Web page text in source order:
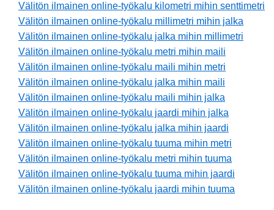
Välitön ilmainen online-työkalu kilometri mihin senttimetri
Välitön ilmainen online-työkalu millimetri mihin jalka
Välitön ilmainen online-työkalu jalka mihin millimetri
Välitön ilmainen online-työkalu metri mihin maili
Välitön ilmainen online-työkalu maili mihin metri
Välitön ilmainen online-työkalu jalka mihin maili
Välitön ilmainen online-työkalu maili mihin jalka
Välitön ilmainen online-työkalu jaardi mihin jalka
Välitön ilmainen online-työkalu jalka mihin jaardi
Välitön ilmainen online-työkalu tuuma mihin metri
Välitön ilmainen online-työkalu metri mihin tuuma
Välitön ilmainen online-työkalu tuuma mihin jaardi
Välitön ilmainen online-työkalu jaardi mihin tuuma